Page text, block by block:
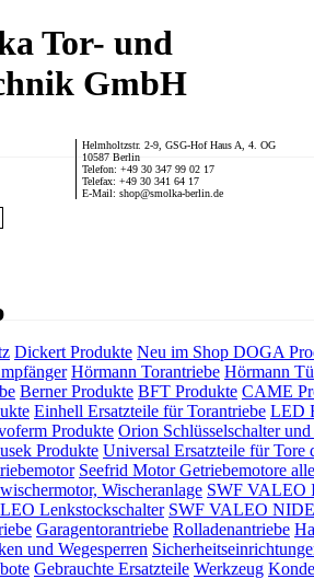
Tor- und
GmbH
Helmholtzstr. 2-9, GSG-Hof Haus A, 4. OG
10587 Berlin
Telefon: +49 30 347 99 02 17
Telefax: +49 30 341 64 17
E-Mail: shop@smolka-berlin.de
Dickert Produkte Neu im Shop DOGA
Hörmann Torantriebe Hörmann
Berner Produkte BFT Produkte CAME
Einhell Ersatzteile für Torantriebe LED
Produkte Orion Schlüsselschalter und
Produkte Universal Ersatzteile für Tore
Seefrid Motor Getriebemotore
Wischeranlage SWF VALEO
Lenkstockschalter SWF VALEO
Garagentorantriebe Rolladenantriebe
und Wegesperren
Gebrauchte Ersatzteile Werkzeug